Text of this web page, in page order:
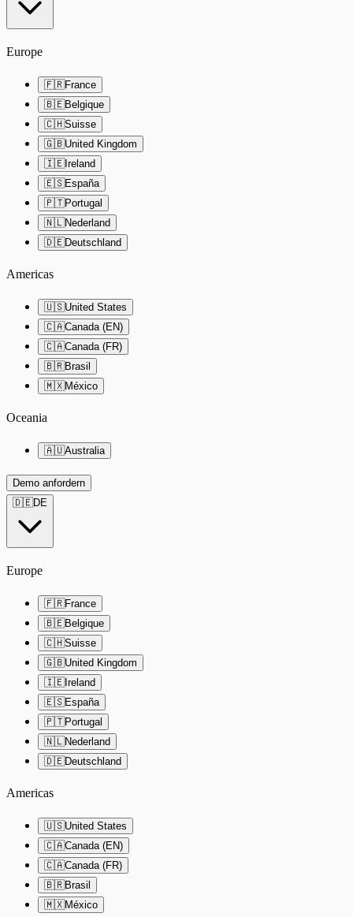
Europe
🇫🇷France
🇧🇪Belgique
🇨🇭Suisse
🇬🇧United Kingdom
🇮🇪Ireland
🇪🇸España
🇵🇹Portugal
🇳🇱Nederland
🇩🇪Deutschland
Americas
🇺🇸United States
🇨🇦Canada (EN)
🇨🇦Canada (FR)
🇧🇷Brasil
🇲🇽México
Oceania
🇦🇺Australia
Demo anfordern
🇩🇪DE
Europe
🇫🇷France
🇧🇪Belgique
🇨🇭Suisse
🇬🇧United Kingdom
🇮🇪Ireland
🇪🇸España
🇵🇹Portugal
🇳🇱Nederland
🇩🇪Deutschland
Americas
🇺🇸United States
🇨🇦Canada (EN)
🇨🇦Canada (FR)
🇧🇷Brasil
🇲🇽México